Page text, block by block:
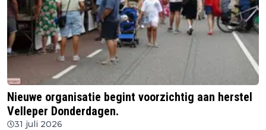
Nieuwe organisatie begint voorzichtig aan herstel
Velleper Donderdagen.
31 juli 2026